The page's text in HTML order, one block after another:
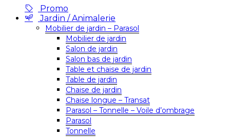
Promo
Jardin / Animalerie
Mobilier de jardin – Parasol
Mobilier de jardin
Salon de jardin
Salon bas de jardin
Table et chaise de jardin
Table de jardin
Chaise de jardin
Chaise longue – Transat
Parasol – Tonnelle – Voile d’ombrage
Parasol
Tonnelle